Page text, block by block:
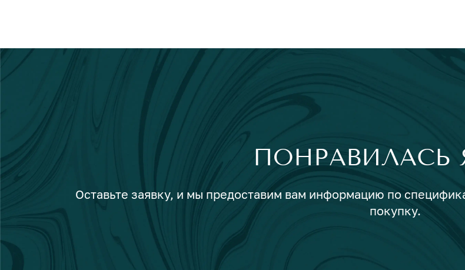
ПОНРАВИЛАСЬ
Оставьте заявку, и мы предоставим вам информацию по
покупку.